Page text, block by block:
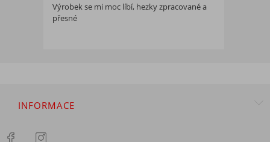
Výrobek se mi moc líbí, hezky zpracované a
přesné
INFORMACE